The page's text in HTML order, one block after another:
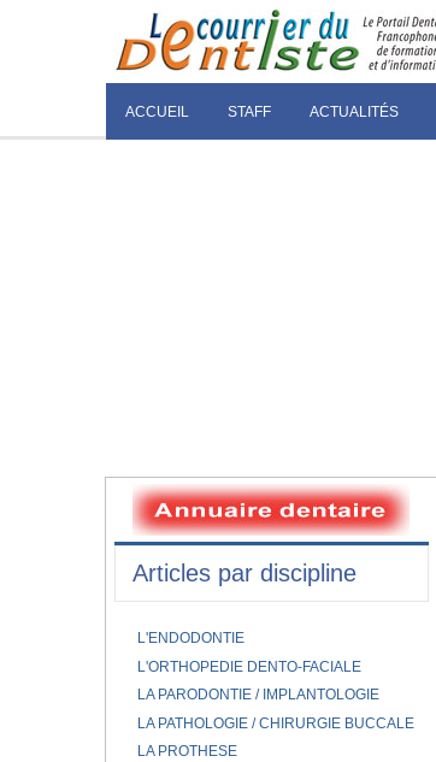
ACCUEIL STAFF ACTUALITÉS
Articles par discipline
L'ENDODONTIE
L'ORTHOPEDIE DENTO-FACIALE
LA PARODONTIE / IMPLANTOLOGIE
LA PATHOLOGIE / CHIRURGIE BUCCALE
LA PROTHESE